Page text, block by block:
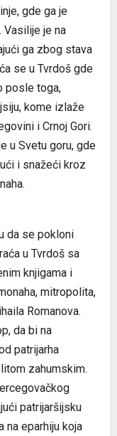
gde ga je
je na
ga zbog stava
se u Tvrdoš gde
posle toga,
kome izlaže
i Crnoj Gori.
u Svetu goru, gde
i snažeći kroz
da se pokloni
u Tvrdoš sa
knjigama i
mitropolita,
Romanova.
da bi na
patrijarha
zahumskim.
patrijaršijsku
na eparhiju koja